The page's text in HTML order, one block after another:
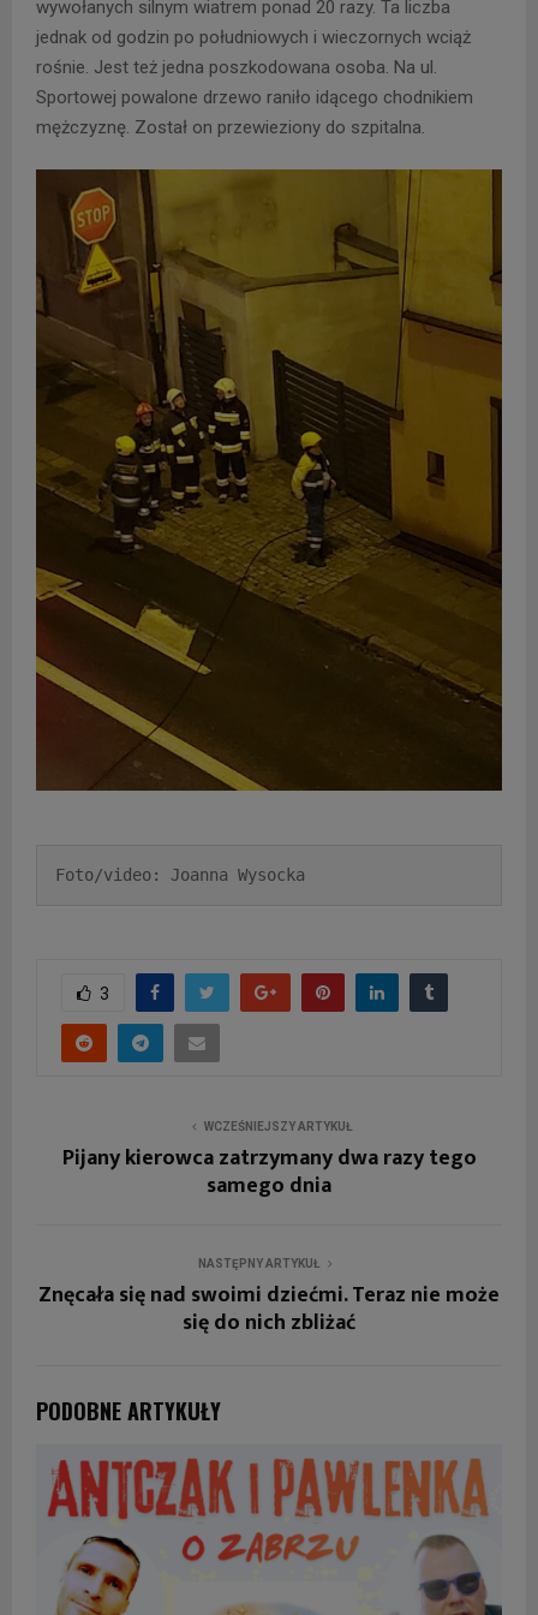
wywołanych silnym wiatrem ponad 20 razy. Ta liczba
jednak od godzin po południowych i wieczornych wciąż
rośnie. Jest też jedna poszkodowana osoba. Na ul.
Sportowej powalone drzewo raniło idącego chodnikiem
mężczyznę. Został on przewieziony do szpitalna.
Foto/video: Joanna Wysocka
3
WCZEŚNIEJSZY ARTYKUŁ
Pijany kierowca zatrzymany dwa razy tego
samego dnia
NASTĘPNY ARTYKUŁ
Znęcała się nad swoimi dziećmi. Teraz nie może
się do nich zbliżać
PODOBNE ARTYKUŁY